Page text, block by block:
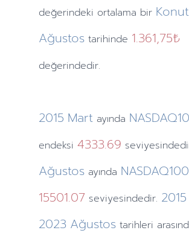
değerindeki ortalama bir Konut
Ağustos tarihinde 1.361,75₺
değerindedir.
2015 Mart ayında
endeksi 4333.69
Ağustos ayında NASDAQ100
15501.07 seviyesindedir. 2015
2023 Ağustos tarihleri